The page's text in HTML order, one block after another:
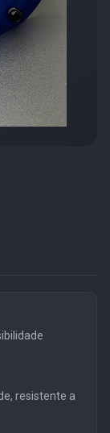
resistente a